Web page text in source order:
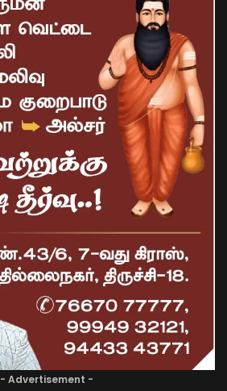
- Advertisement -